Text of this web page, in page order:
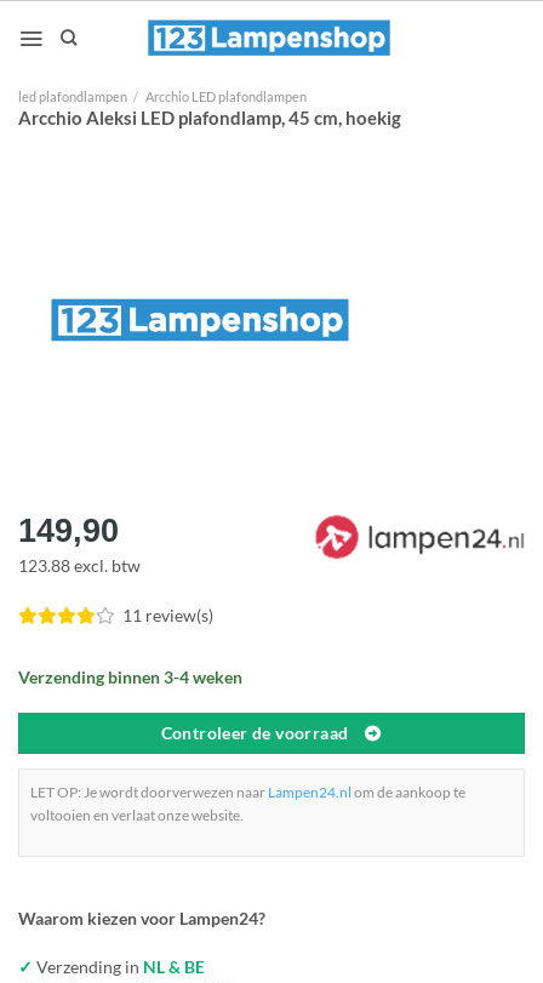
naar
led plafondlampen / Arcchio LED plafondlampen
Arcchio Aleksi LED plafondlamp, 45 cm, hoekig
149,90
123.88 excl. btw
11 review(s)
Verzending binnen 3-4 weken
Controleer de voorraad
LET OP: Je wordt doorverwezen naar Lampen24.nl om de aankoop te
voltooien en verlaat onze website.
Waarom kiezen voor Lampen24?
✓ Verzending in NL & BE